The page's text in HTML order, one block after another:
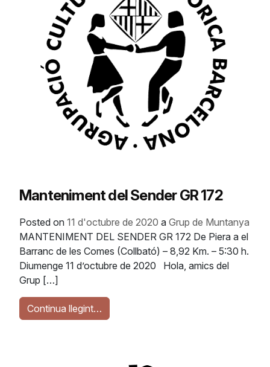
Manteniment del Sender GR 172
Posted on 11 d'octubre de 2020 a Grup de Muntanya
MANTENIMENT DEL SENDER GR 172 De Piera a el
Barranc de les Comes (Collbató) – 8,92 Km. – 5:30 h.
Diumenge 11 d’octubre de 2020 Hola, amics del
Grup […]
Continua llegint…